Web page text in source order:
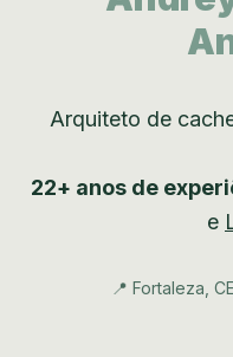
Arquiteto de
22+ anos de
e
📍 Fortaleza, CE